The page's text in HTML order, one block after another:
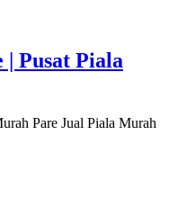
Pusat Piala
Pare Jual Piala Murah